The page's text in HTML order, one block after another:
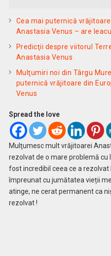
Cea mai puternică
Anastasia Venus – are
Predicţii despre viitorul
Anastasia Venus
Mulţumiri noi din Târgu
puternică vrăjitoare din
Venus
Spread the love
Mulţumesc mult vrăjitoarei
rezolvat de o mare problemă cu
fost incredibil ceea ce a
împreunat cu jumătatea vieții
atinge, ne cerat permanent ca
rezolvat !
Carlos,